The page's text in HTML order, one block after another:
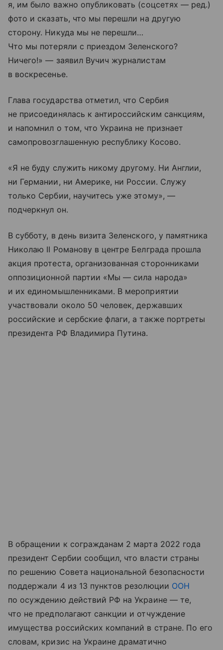
я, им было важно опубликовать (соцсетях — ред.)
фото и сказать, что мы перешли на другую
сторону. Никуда мы не перешли…
Что мы потеряли с приездом Зеленского?
Ничего!» — заявил Вучич журналистам
в воскресенье.
Глава государства отметил, что Сербия
не присоединялась к антироссийским санкциям,
и напомнил о том, что Украина не признает
самопровозглашенную республику Косово.
«Я не буду служить никому другому. Ни Англии,
ни Германии, ни Америке, ни России. Служу
только Сербии, научитесь уже этому», —
подчеркнул он.
В субботу, в день визита Зеленского, у памятника
Николаю II Романову в центре Белграда прошла
акция протеста, организованная сторонниками
оппозиционной партии «Мы — сила народа»
и их единомышленниками. В мероприятии
участвовали около 50 человек, державших
российские и сербские флаги, а также портреты
президента РФ Владимира Путина.
В обращении к согражданам 2 марта 2022 года
президент Сербии сообщил, что власти страны
по решению Совета национальной безопасности
поддержали 4 из 13 пунктов резолюции ООН
по осуждению действий РФ на Украине — те,
что не предполагают санкции и отчуждение
имущества российских компаний в стране. По его
словам, кризис на Украине драматично